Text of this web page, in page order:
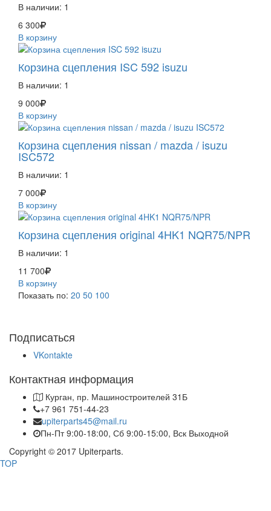
В наличии: 1
6 300
В корзину
Корзина сцепления ISC 592 isuzu
В наличии: 1
9 000
В корзину
Корзина сцепления nissan / mazda / isuzu
ISC572
В наличии: 1
7 000
В корзину
Корзина сцепления original 4HK1 NQR75/NPR
В наличии: 1
11 700
В корзину
Показать по: 20 50 100
Подписаться
VKontakte
Контактная информация
Курган, пр. Машиностроителей 31Б
+7 961 751-44-23
upiterparts45@mail.ru
Пн-Пт 9:00-18:00, Сб 9:00-15:00, Вск Выходной
Copyright © 2017 Upiterparts.
TOP